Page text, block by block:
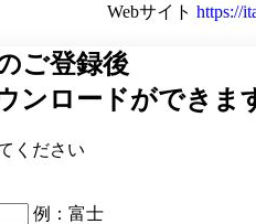
Webサイト https://
ご登録後
ンロードができま
ください
例：富士